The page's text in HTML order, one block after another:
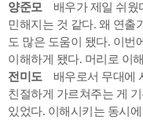
양준모배우가 제일 쉬웠
민해지는 것 같다. 왜 연출
도 많은 도움이 됐다. 이번
이해하게 됐다. 머리로 이
전미도배우로서 무대에
친절하게 가르쳐주는 게
있었다. 이해시키는 동시